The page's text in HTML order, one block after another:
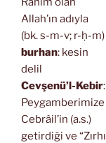
Allah’ın adıyla
(bk. s-m-v; r-ḥ-m)
burhan: kesin
delil
Cevşenü’l-Kebir:
Peygamberimize
Cebrâil’in (a.s.)
getirdiği ve “Zırhı